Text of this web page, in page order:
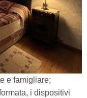
e famigliare;
i dispositivi